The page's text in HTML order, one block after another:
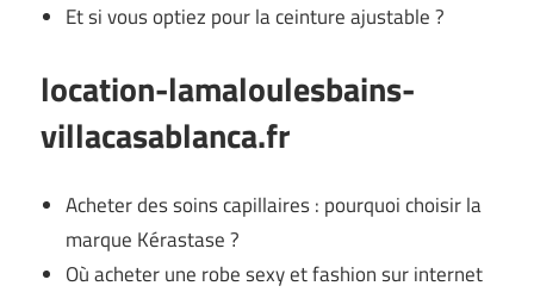
Et si vous optiez pour la ceinture ajustable ?
location-lamaloulesbains-
villacasablanca.fr
Acheter des soins capillaires : pourquoi choisir la
marque Kérastase ?
Où acheter une robe sexy et fashion sur internet